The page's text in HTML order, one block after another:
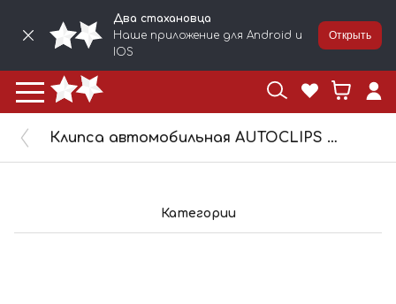
Два стахановца
Наше приложение для Android и
IOS
Открыть
Клипса автомобильная AUTOCLIPS GM, Suzuki, 10215
Категории